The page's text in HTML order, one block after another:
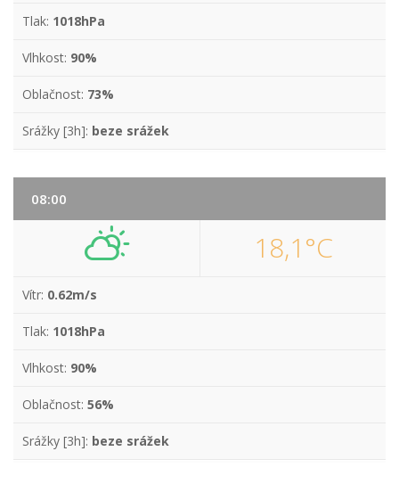
Tlak: 1018hPa
Vlhkost: 90%
Oblačnost: 73%
Srážky [3h]: beze srážek
08:00
18,1°C
Vítr: 0.62m/s
Tlak: 1018hPa
Vlhkost: 90%
Oblačnost: 56%
Srážky [3h]: beze srážek